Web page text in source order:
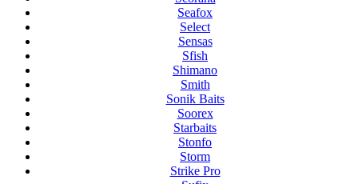
Seafox
Select
Sensas
Sfish
Shimano
Smith
Sonik Baits
Soorex
Starbaits
Stonfo
Storm
Strike Pro